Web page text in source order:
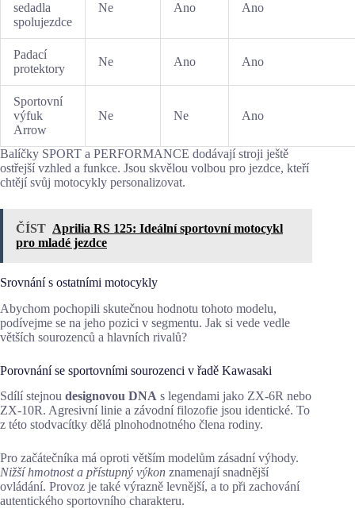
sedadla
spolujezdce
Ne Ano Ano
Padací
protektory
Ne Ano Ano
Sportovní
výfuk
Arrow
Ne Ne Ano
Balíčky SPORT a PERFORMANCE dodávají stroji ještě
ostřejší vzhled a funkce. Jsou skvělou volbou pro jezdce, kteří
chtějí svůj motocykly personalizovat.
ČÍST Aprilia RS 125: Ideální sportovní motocykl
pro mladé jezdce
Srovnání s ostatními motocykly
Abychom pochopili skutečnou hodnotu tohoto modelu,
podívejme se na jeho pozici v segmentu. Jak si vede vedle
větších sourozenců a hlavních rivalů?
Porovnání se sportovními sourozenci v řadě Kawasaki
Sdílí stejnou designovou DNA s legendami jako ZX-6R nebo
ZX-10R. Agresivní linie a závodní filozofie jsou identické. To
z této stodvacítky dělá plnohodnotného člena rodiny.
Pro začátečníka má oproti větším modelům zásadní výhody.
Nižší hmotnost a přístupný výkon znamenají snadnější
ovládání. Provoz je také výrazně levnější, a to při zachování
autentického sportovního charakteru.